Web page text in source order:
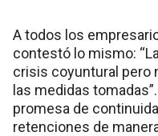
A todos los
contestó lo mismo:
crisis coyuntural pero
las medidas
promesa de
retenciones de